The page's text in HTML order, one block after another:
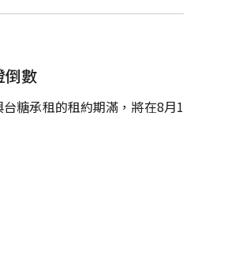
倒數
糖承租的租約期滿，將在8月1